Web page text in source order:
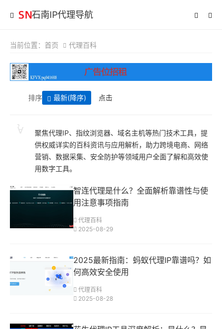
石南IP代理导航
当前位置： 首页 代理百科
排序 最新(降序) 点击
聚焦代理IP、指纹浏览器、域名主机等热门技术工具，提
供权威详实的百科资讯与应用解析，助力跨境电商、网络
营销、数据采集、安全防护等领域用户全面了解和高效使
用数字工具。
智连代理是什么？全面解析靠谱性与使
用注意事项指南
代理百科
2025-08-29
2025最新指南：蚂蚁代理IP靠谱吗？如
何高效安全使用
代理百科
2025-08-28